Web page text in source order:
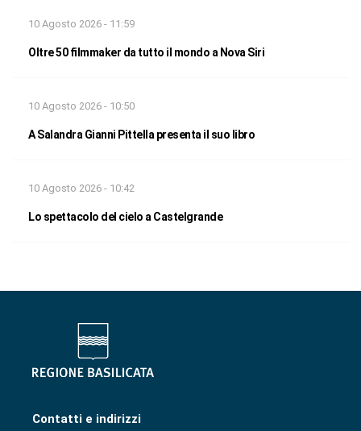
10 Agosto 2026 - 11:59
Oltre 50 filmmaker da tutto il mondo a Nova Siri
10 Agosto 2026 - 10:50
A Salandra Gianni Pittella presenta il suo libro
10 Agosto 2026 - 10:42
Lo spettacolo del cielo a Castelgrande
Contatti e indirizzi